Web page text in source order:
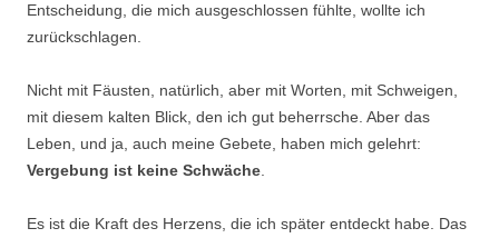
Entscheidung, die mich ausgeschlossen fühlte, wollte ich
zurückschlagen.
Nicht mit Fäusten, natürlich, aber mit Worten, mit Schweigen,
mit diesem kalten Blick, den ich gut beherrsche. Aber das
Leben, und ja, auch meine Gebete, haben mich gelehrt:
Vergebung ist keine Schwäche
Es ist die Kraft des Herzens, die ich später entdeckt habe. Das